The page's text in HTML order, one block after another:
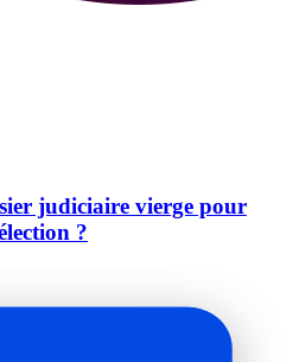
judiciaire vierge pour
?